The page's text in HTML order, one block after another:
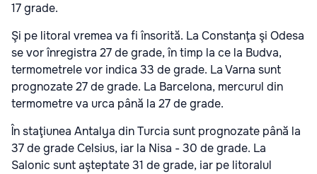
17 grade.
Şi pe litoral vremea va fi însorită. La Constanţa şi Odesa
se vor înregistra 27 de grade, în timp la ce la Budva,
termometrele vor indica 33 de grade. La Varna sunt
prognozate 27 de grade. La Barcelona, mercurul din
termometre va urca până la 27 de grade.
În staţiunea Antalya din Turcia sunt prognozate până la
37 de grade Celsius, iar la Nisa - 30 de grade. La
Salonic sunt aşteptate 31 de grade, iar pe litoralul